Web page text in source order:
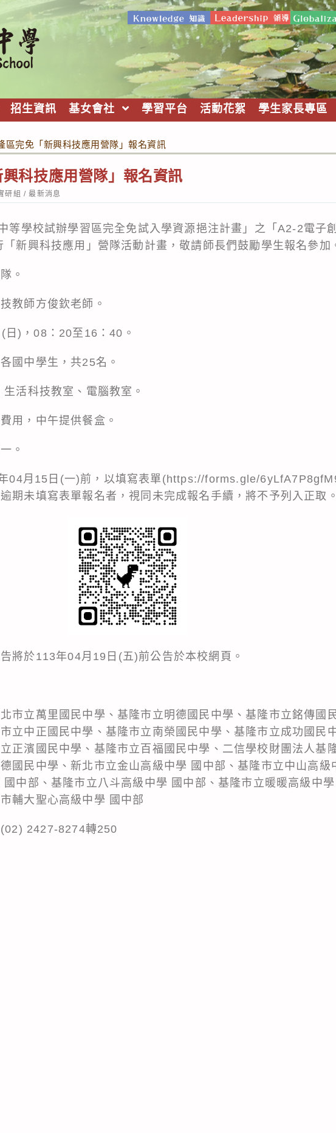
招生資訊 基女會社 學習平台 活動花絮 學生家長專區
區完免「新興科技應用營隊」報名資訊
科技應用營隊」報名資訊
研組 / 最新消息
等學校試辦學習區完全免試入學資源挹注計畫」之「A2-2電子
新興科技應用」營隊活動計畫，敬請師長們鼓勵學生報名參加
。
教師方俊欽老師。
日)，08：20至16：40。
國中學生，共25名。
活科技教室、電腦教室。
用，中午提供餐盒。
。
04月15日(一)前，以填寫表單(https://forms.gle/
期未填寫表單報名者，視同未完成報名手續，將不予列入正取。
將於113年04月19日(五)前公告於本校網頁。
市立萬里國民中學、基隆市立明德國民中學、基隆市立銘傳國
立中正國民中學、基隆市立南榮國民中學、基隆市立成功國民
正濱國民中學、基隆市立百福國民中學、二信學校財團法人基
國民中學、新北市立金山高級中學 國中部、基隆市立中山高級
中部、基隆市立八斗高級中學 國中部、基隆市立暖暖高級中學
輔大聖心高級中學 國中部
2427-8274轉250